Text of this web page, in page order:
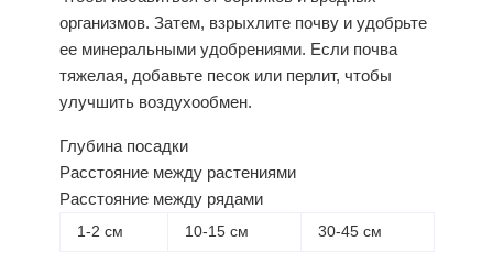
организмов. Затем, взрыхлите почву и удобрьте
ее минеральными удобрениями. Если почва
тяжелая, добавьте песок или перлит, чтобы
улучшить воздухообмен.
Глубина посадки
Расстояние между растениями
Расстояние между рядами
1-2 см 10-15 см 30-45 см